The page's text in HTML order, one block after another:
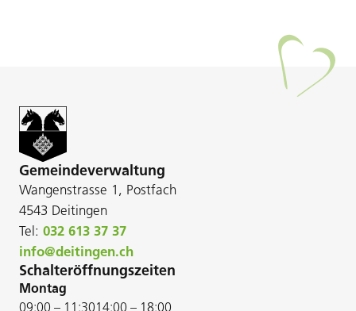
Gemeindeverwaltung
Wangenstrasse 1, Postfach
4543 Deitingen
Tel: 032 613 37 37
info@deitingen.ch
Schalteröffnungszeiten
Montag
09:00 – 11:3014:00 – 18:00